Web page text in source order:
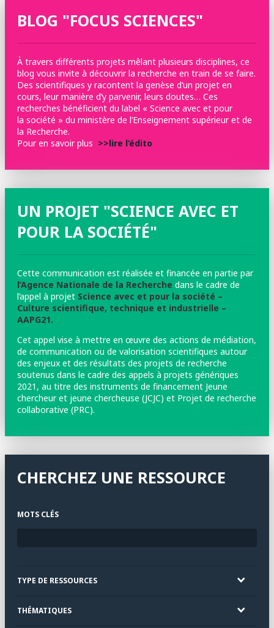
BLOG "FOCUS SCIENCES"
À travers différents projets mêlant plusieurs disciplines, ce
blog vous invite à découvrir la recherche en train de se faire.
Des scientifiques y racontent la genèse d’un projet en
cours, leur manière d’y parvenir, leurs doutes… Ces
recherches bénéficient du label « Science avec et pour
la société » du ministère de l’Enseignement supérieur et de
la Recherche.
Pour en savoir plus >>lire l’édito
UN PROJET "SCIENCE AVEC ET
POUR LA SOCIÉTÉ"
Cette communication est réalisée et financée en partie par
l’Agence Nationale de la Recherche dans le cadre de
l’appel à projet Science avec et pour la société –
Culture scientifique, technique et industrielle –
AAPG21.
Cet appel vise à mettre en œuvre des actions de médiation,
de communication ou de valorisation scientifiques autour
des enjeux et des résultats des projets de recherche
soutenus dans le cadre des appels à projets génériques
2021, au titre des instruments de financement Jeune
chercheur et jeune chercheuse (JCJC) et Projet de recherche
collaborative (PRC).
CHERCHEZ UNE RESSOURCE
MOTS CLÉS
TYPE DE RESSOURCES
THÉMATIQUES